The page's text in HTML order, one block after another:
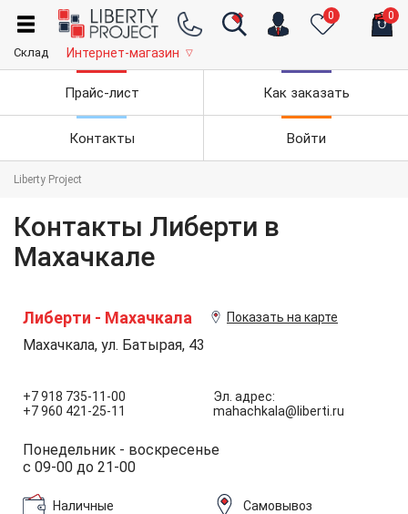
0 0
Склад Интернет-магазин ▽
Прайс-лист Как заказать
Контакты Войти
Liberty Project
Контакты Либерти в
Махачкале
Либерти - Махачкала Показать на карте
Махачкала, ул. Батырая, 43
+7 918 735-11-00
+7 960 421-25-11
Эл. адрес:
mahachkala@liberti.ru
Понедельник - воскресенье
с 09-00 до 21-00
Наличные Самовывоз